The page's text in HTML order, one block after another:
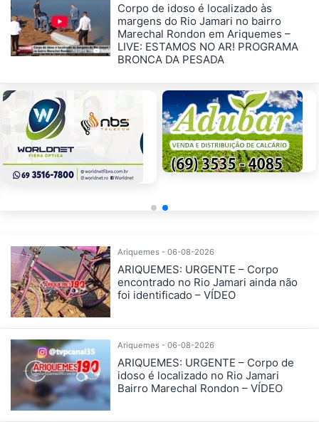
Corpo de idoso é localizado às
margens do Rio Jamari no bairro
Marechal Rondon em Ariquemes –
LIVE: ESTAMOS NO AR! PROGRAMA
BRONCA DA PESADA
Ariquemes - 06-08-2026
ARIQUEMES: URGENTE – Corpo
encontrado no Rio Jamari ainda não
foi identificado – VÍDEO
Ariquemes - 06-08-2026
ARIQUEMES: URGENTE – Corpo de
idoso é localizado no Rio Jamari
Bairro Marechal Rondon – VÍDEO